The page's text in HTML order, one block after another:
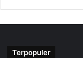
Terpopuler